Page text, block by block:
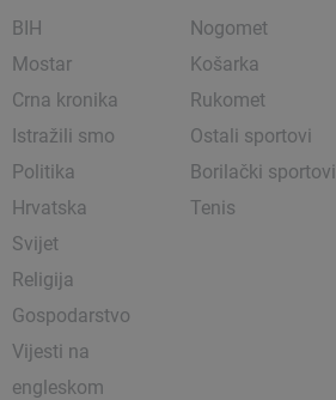
BIH
Mostar
Crna kronika
Istražili smo
Politika
Hrvatska
Svijet
Religija
Gospodarstvo
Vijesti na
engleskom
Nogomet
Košarka
Rukomet
Ostali sportovi
Borilački sportovi
Tenis